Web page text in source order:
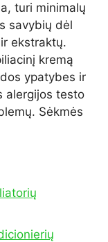
turi minimalų
savybių dėl
ekstraktų.
kremą
ypatybes ir
alergijos testo
Sėkmės